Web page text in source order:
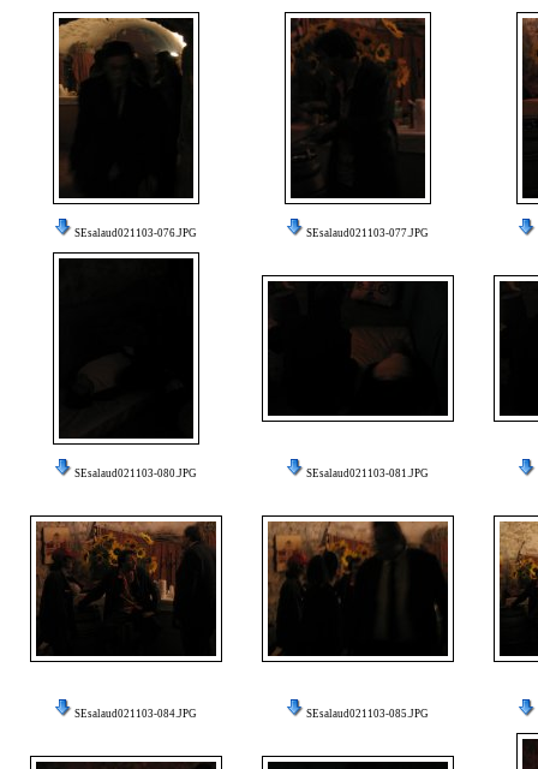
SEsalaud021103-076.JPG SEsalaud021103-077.JPG
SEsalaud021103-080.JPG SEsalaud021103-081.JPG
SEsalaud021103-084.JPG SEsalaud021103-085.JPG